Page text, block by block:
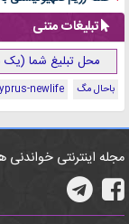
تبلیغات متنی
محل تبلیغ شما (یک ماهه 200 هزار تومان - جهت
باحال مگ newlife
مجله اینترنتی